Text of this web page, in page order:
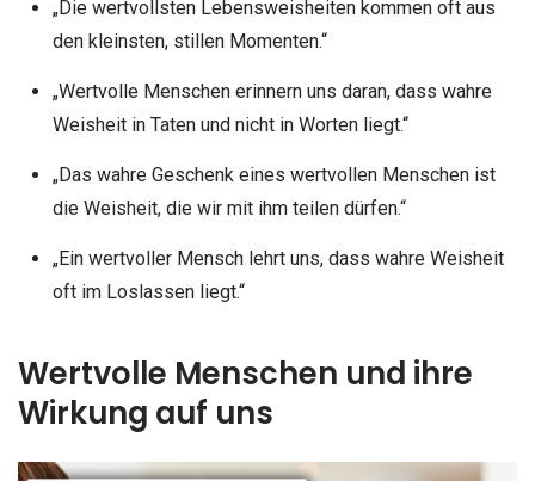
„Die wertvollsten Lebensweisheiten kommen oft aus
den kleinsten, stillen Momenten.“
„Wertvolle Menschen erinnern uns daran, dass wahre
Weisheit in Taten und nicht in Worten liegt.“
„Das wahre Geschenk eines wertvollen Menschen ist
die Weisheit, die wir mit ihm teilen dürfen.“
„Ein wertvoller Mensch lehrt uns, dass wahre Weisheit
oft im Loslassen liegt.“
Wertvolle Menschen und ihre
Wirkung auf uns